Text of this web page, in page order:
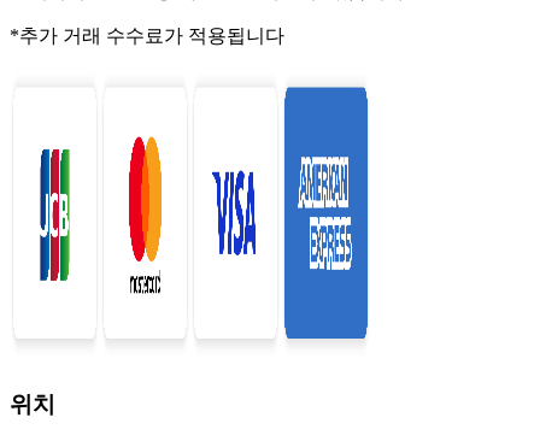
*추가 거래 수수료가 적용됩니다
위치